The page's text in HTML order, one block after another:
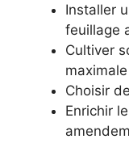
Installer
feuillage
Cultiver
maximale
Choisir
Enrichir